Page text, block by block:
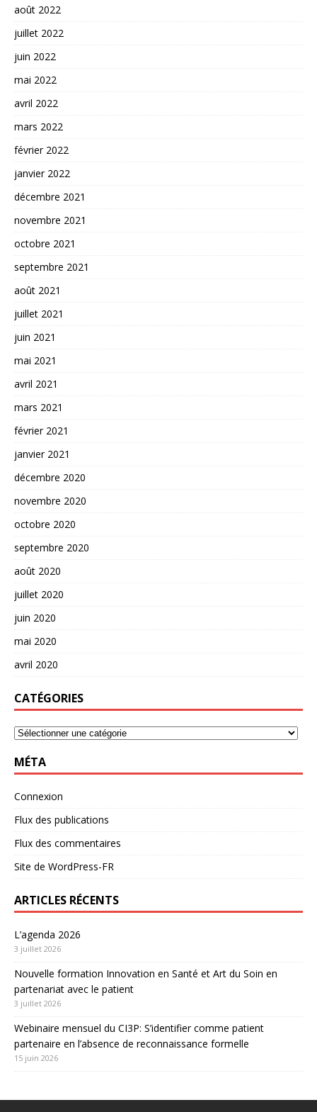
août 2022
juillet 2022
juin 2022
mai 2022
avril 2022
mars 2022
février 2022
janvier 2022
décembre 2021
novembre 2021
octobre 2021
septembre 2021
août 2021
juillet 2021
juin 2021
mai 2021
avril 2021
mars 2021
février 2021
janvier 2021
décembre 2020
novembre 2020
octobre 2020
septembre 2020
août 2020
juillet 2020
juin 2020
mai 2020
avril 2020
CATÉGORIES
MÉTA
Connexion
Flux des publications
Flux des commentaires
Site de WordPress-FR
ARTICLES RÉCENTS
L’agenda 2026
3 juillet 2026
Nouvelle formation Innovation en Santé et Art du Soin en
partenariat avec le patient
3 juillet 2026
Webinaire mensuel du CI3P: S’identifier comme patient
partenaire en l’absence de reconnaissance formelle
15 juin 2026